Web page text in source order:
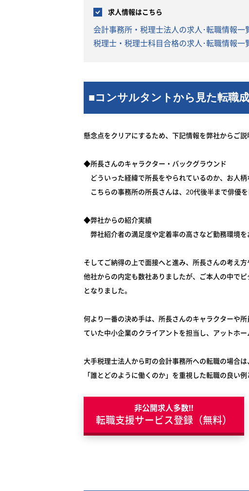
求人情報はこちら
会計事務所・税理士法人の求人･転職情報一
税理士・税理士科目合格の求人･転職情報一
■コンサルタントから見た転職
懸念点をクリアにするため、下記情報を弊社からご説
◆所長さんのキャラクター・バックグラウンド
どういった経緯で所長をやられているのか、お人柄
こちらの事務所の所長さんは、20代後半まで俳優を
◆弊社からの紹介実績
弊社紹介者の満足度や定着率の高さなど勤務環境を
そしてご納得の上で面接へと進み、所長さんの考え
他社からの内定も数社ありましたが、ご本人の中で
となりました。
何より一番の決め手は、所長さんのキャラクターや
ていた中小企業のクライアントを担当し、アットホー
大手税理士法人から町の会計事務所への転職の場合は
「誰とどのように働くのか」を重視した転職の良い例
非公開求人多数!!
転職支援サービス登録（無料）